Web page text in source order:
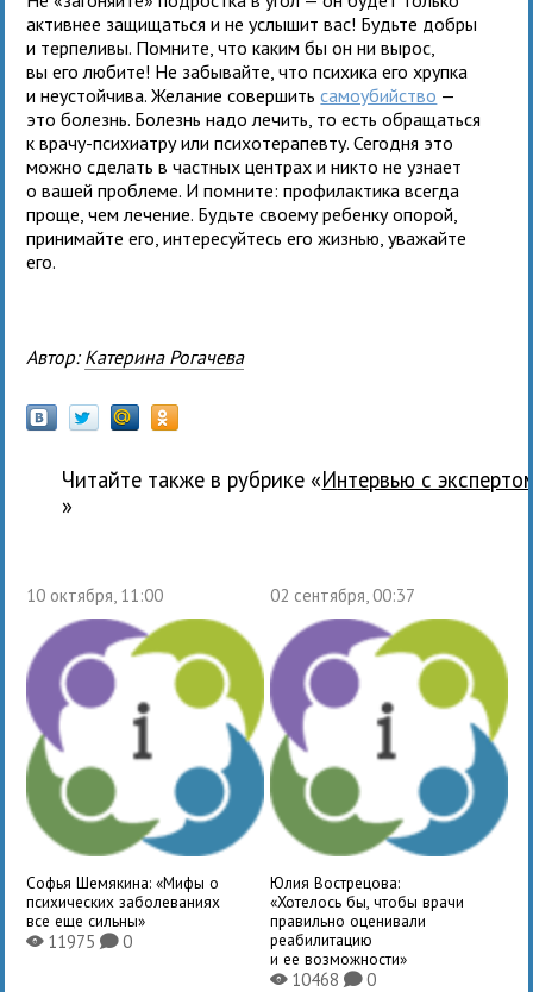
активнее защищаться и не услышит вас! Будьте добры
и терпеливы. Помните, что каким бы он ни вырос,
вы его любите! Не забывайте, что психика его хрупка
и неустойчива. Желание совершитьсамоубийство —
это болезнь. Болезнь надо лечить, то есть обращаться
к врачу-психиатру или психотерапевту. Сегодня это
можно сделать в частных центрах и никто не узнает
о вашей проблеме. И помните: профилактика всегда
проще, чем лечение. Будьте своему ребенку опорой,
принимайте его, интересуйтесь его жизнью, уважайте
его.
Автор: Катерина Рогачева
Читайте также в рубрике «
Интервью с
»
10 октября, 11:00
Софья Шемякина: «Мифы о
психических заболеваниях
все еще сильны»
X11975K0
02 сентября, 00:37
Юлия Вострецова:
«Хотелось бы, чтобы врачи
правильно оценивали
реабилитацию
и ее возможности»
X10468 K0